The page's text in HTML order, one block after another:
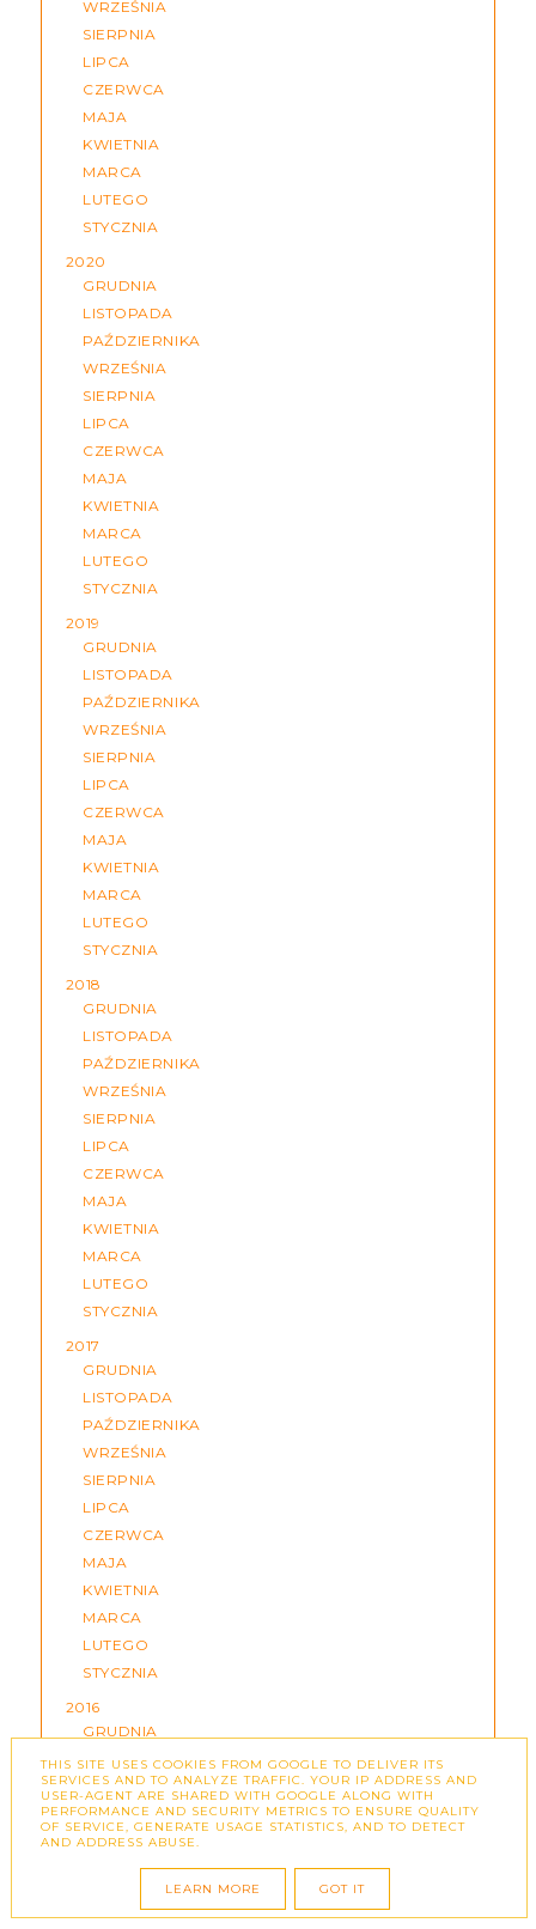
WRZEŚNIA
SIERPNIA
LIPCA
CZERWCA
MAJA
KWIETNIA
MARCA
LUTEGO
STYCZNIA
2020
GRUDNIA
LISTOPADA
PAŹDZIERNIKA
WRZEŚNIA
SIERPNIA
LIPCA
CZERWCA
MAJA
KWIETNIA
MARCA
LUTEGO
STYCZNIA
2019
GRUDNIA
LISTOPADA
PAŹDZIERNIKA
WRZEŚNIA
SIERPNIA
LIPCA
CZERWCA
MAJA
KWIETNIA
MARCA
LUTEGO
STYCZNIA
2018
GRUDNIA
LISTOPADA
PAŹDZIERNIKA
WRZEŚNIA
SIERPNIA
LIPCA
CZERWCA
MAJA
KWIETNIA
MARCA
LUTEGO
STYCZNIA
2017
GRUDNIA
LISTOPADA
PAŹDZIERNIKA
WRZEŚNIA
SIERPNIA
LIPCA
CZERWCA
MAJA
KWIETNIA
MARCA
LUTEGO
STYCZNIA
2016
GRUDNIA
LISTOPADA
PAŹDZIERNIKA
WRZEŚNIA
SIERPNIA
Pokaż więcej
THIS SITE USES COOKIES FROM GOOGLE TO DELIVER ITS
SERVICES AND TO ANALYZE TRAFFIC. YOUR IP ADDRESS AND
USER-AGENT ARE SHARED WITH GOOGLE ALONG WITH
PERFORMANCE AND SECURITY METRICS TO ENSURE QUALITY
OF SERVICE, GENERATE USAGE STATISTICS, AND TO DETECT
AND ADDRESS ABUSE.
LEARN MORE GOT IT